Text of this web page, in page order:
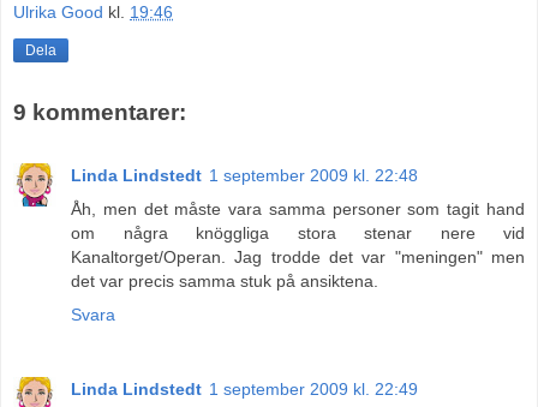
Ulrika Good kl. 19:46
Dela
9 kommentarer:
Linda Lindstedt 1 september 2009 kl. 22:48
Åh, men det måste vara samma personer som tagit hand
om några knöggliga stora stenar nere vid
Kanaltorget/Operan. Jag trodde det var "meningen" men
det var precis samma stuk på ansiktena.
Svara
Linda Lindstedt 1 september 2009 kl. 22:49